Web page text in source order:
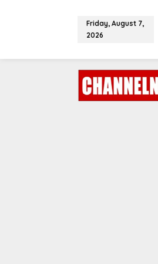
o
Friday, August 7,
2026